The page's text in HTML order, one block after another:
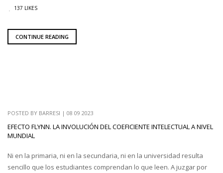
137 LIKES
CONTINUE READING
POSTED BY BARRESI | 08 09 2023
EFECTO FLYNN. LA INVOLUCIÓN DEL COEFICIENTE INTELECTUAL A NIVEL
MUNDIAL
Ni en la primaria, ni en la secundaria, ni en la universidad resulta
sencillo que los estudiantes comprendan lo que leen. A juzgar por